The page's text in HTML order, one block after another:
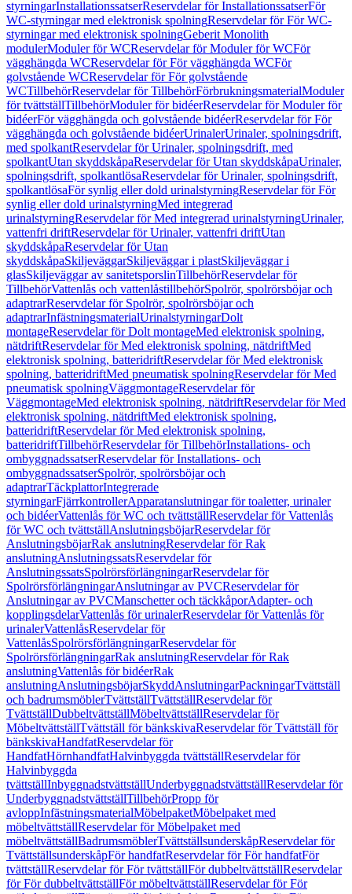
styrningarInstallationssatserReservdelar för InstallationssatserFör
WC-styrningar med elektronisk spolningReservdelar för För WC-
styrningar med elektronisk spolningGeberit Monolith
modulerModuler för WCReservdelar för Moduler för WCFör
vägghängda WCReservdelar för För vägghängda WCFör
golvstående WCReservdelar för För golvstående
WCTillbehörReservdelar för TillbehörFörbrukningsmaterialModuler
för tvättställTillbehörModuler för bidéerReservdelar för Moduler för
bidéerFör vägghängda och golvstående bidéerReservdelar för För
vägghängda och golvstående bidéerUrinalerUrinaler, spolningsdrift,
med spolkantReservdelar för Urinaler, spolningsdrift, med
spolkantUtan skyddskåpaReservdelar för Utan skyddskåpaUrinaler,
spolningsdrift, spolkantlösaReservdelar för Urinaler, spolningsdrift,
spolkantlösaFör synlig eller dold urinalstyrningReservdelar för För
synlig eller dold urinalstyrningMed integrerad
urinalstyrningReservdelar för Med integrerad urinalstyrningUrinaler,
vattenfri driftReservdelar för Urinaler, vattenfri driftUtan
skyddskåpaReservdelar för Utan
skyddskåpaSkiljeväggarSkiljeväggar i plastSkiljeväggar i
glasSkiljeväggar av sanitetsporslinTillbehörReservdelar för
TillbehörVattenlås och vattenlåstillbehörSpolrör, spolrörsböjar och
adaptrarReservdelar för Spolrör, spolrörsböjar och
adaptrarInfästningsmaterialUrinalstyrningarDolt
montageReservdelar för Dolt montageMed elektronisk spolning,
nätdriftReservdelar för Med elektronisk spolning, nätdriftMed
elektronisk spolning, batteridriftReservdelar för Med elektronisk
spolning, batteridriftMed pneumatisk spolningReservdelar för Med
pneumatisk spolningVäggmontageReservdelar för
VäggmontageMed elektronisk spolning, nätdriftReservdelar för Med
elektronisk spolning, nätdriftMed elektronisk spolning,
batteridriftReservdelar för Med elektronisk spolning,
batteridriftTillbehörReservdelar för TillbehörInstallations- och
ombyggnadssatserReservdelar för Installations- och
ombyggnadssatserSpolrör, spolrörsböjar och
adaptrarTäckplattorIntegrerade
styrningarFjärrkontrollerApparatanslutningar för toaletter, urinaler
och bidéerVattenlås för WC och tvättställReservdelar för Vattenlås
för WC och tvättställAnslutningsböjarReservdelar för
AnslutningsböjarRak anslutningReservdelar för Rak
anslutningAnslutningssatsReservdelar för
AnslutningssatsSpolrörsförlängningarReservdelar för
SpolrörsförlängningarAnslutningar av PVCReservdelar för
Anslutningar av PVCManschetter och täckkåporAdapter- och
kopplingsdelarVattenlås för urinalerReservdelar för Vattenlås för
urinalerVattenlåsReservdelar för
VattenlåsSpolrörsförlängningarReservdelar för
SpolrörsförlängningarRak anslutningReservdelar för Rak
anslutningVattenlås för bidéerRak
anslutningAnslutningsböjarSkyddAnslutningarPackningarTvättställ
och badrumsmöblerTvättställTvättställReservdelar för
TvättställDubbeltvättställMöbeltvättställReservdelar för
MöbeltvättställTvättställ för bänkskivaReservdelar för Tvättställ för
bänkskivaHandfatReservdelar för
HandfatHörnhandfatHalvinbyggda tvättställReservdelar för
Halvinbyggda
tvättställInbyggnadstvättställUnderbyggnadstvättställReservdelar för
UnderbyggnadstvättställTillbehörPropp för
avloppInfästningsmaterialMöbelpaketMöbelpaket med
möbeltvättställReservdelar för Möbelpaket med
möbeltvättställBadrumsmöblerTvättställsunderskåpReservdelar för
TvättställsunderskåpFör handfatReservdelar för För handfatFör
tvättställReservdelar för För tvättställFör dubbeltvättställReservdelar
för För dubbeltvättställFör möbeltvättställReservdelar för För